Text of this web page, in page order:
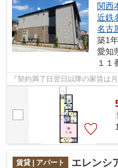
関西
近鉄
名古
築1
愛知
１１
『契約満了日翌日以降の家賃は
賃貸 | アパート エレンシ